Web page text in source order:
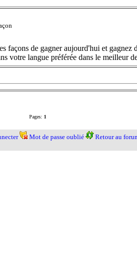
façons de gagner aujourd'hui et gagnez
votre langue préférée dans le meilleur
Pages: 1
Mot de passe oublié Retour au